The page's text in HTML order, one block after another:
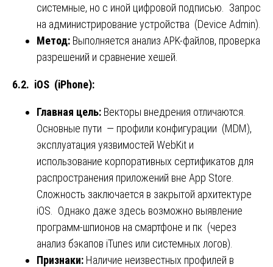
системные, но с иной цифровой подписью. Запрос
на администрирование устройства (Device Admin).
Метод: Выполняется анализ APK-файлов, проверка
разрешений и сравнение хешей.
6.2. iOS (iPhone):
Главная цель: Векторы внедрения отличаются.
Основные пути — профили конфигурации (MDM),
эксплуатация уязвимостей WebKit и
использование корпоративных сертификатов для
распространения приложений вне App Store.
Сложность заключается в закрытой архитектуре
iOS. Однако даже здесь возможно выявление
программ-шпионов на смартфоне и пк (через
анализ бэкапов iTunes или системных логов).
Признаки: Наличие неизвестных профилей в